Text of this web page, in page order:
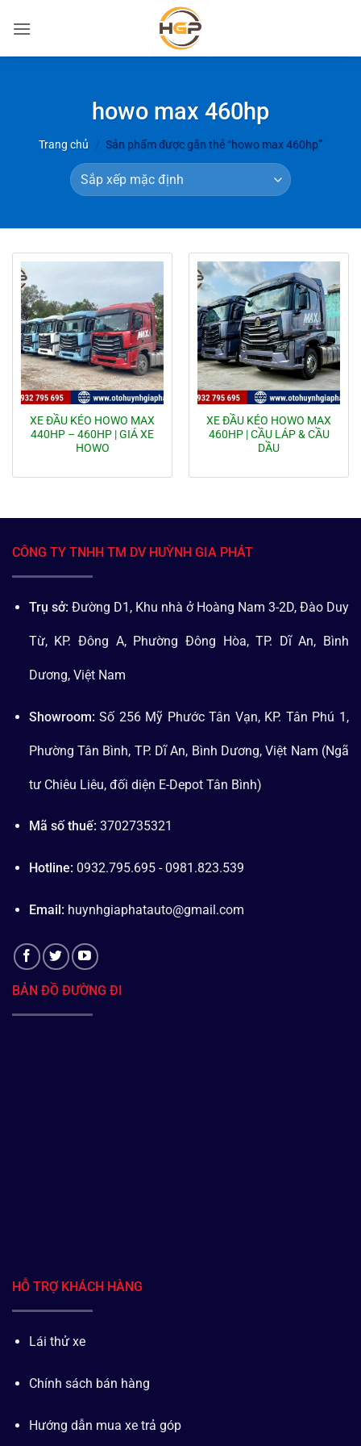
qua
howo max 460hp
Trang chủ / Sản phẩm được gắn thẻ “howo max 460hp”
XE ĐẦU KÉO HOWO MAX
440HP – 460HP | GIÁ XE
HOWO
XE ĐẦU KÉO HOWO MAX
460HP | CẦU LÁP & CẦU
DẦU
CÔNG TY TNHH TM DV HUỲNH GIA PHÁT
Trụ sở: Đường D1, Khu nhà ở Hoàng Nam 3-2D, Đào Duy
Từ, KP. Đông A, Phường Đông Hòa, TP. Dĩ An, Bình
Dương, Việt Nam
Showroom: Số 256 Mỹ Phước Tân Vạn, KP. Tân Phú 1,
Phường Tân Bình, TP. Dĩ An, Bình Dương, Việt Nam (Ngã
tư Chiêu Liêu, đối diện E-Depot Tân Bình)
Mã số thuế: 3702735321
Hotline: 0932.795.695 - 0981.823.539
Email: huynhgiaphatauto@gmail.com
BẢN ĐỒ ĐƯỜNG ĐI
HỖ TRỢ KHÁCH HÀNG
Lái thử xe
Chính sách bán hàng
Hướng dẫn mua xe trả góp